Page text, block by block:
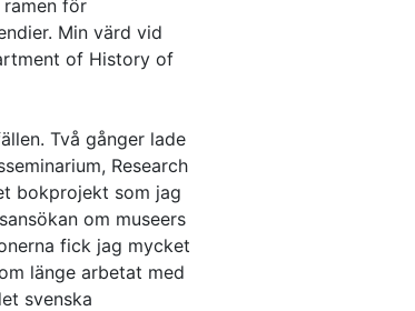
för
Min värd vid
of History of
Två gånger lade
Research
bokprojekt som jag
om museers
fick jag mycket
länge arbetat med
svenska